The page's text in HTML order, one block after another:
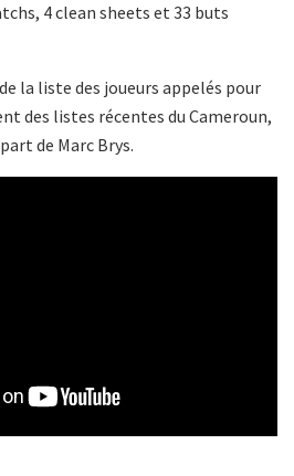
4 clean sheets et 33 buts
la liste des joueurs appelés pour
des listes récentes du Cameroun,
de Marc Brys.